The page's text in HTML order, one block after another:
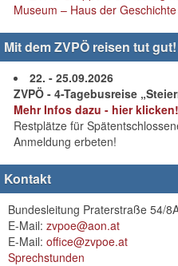
Museum – Haus der Geschichte
Mit dem ZVPÖ reisen tut gut!
22. - 25.09.2026
ZVPÖ - 4-Tagebusreise
Mehr Infos dazu - hier klicken!
Restplätze für
Anmeldung erbeten!
Kontakt
Bundesleitung Praterstraße 54/
E-Mail: zvpoe@aon.at
E-Mail: office@zvpoe.at
Sprechstunden